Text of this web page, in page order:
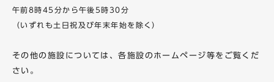
午前8時45分から午後5時30分
（いずれも土日祝及び年末年始を除く）
その他の施設については、各施設のホームページ等をご覧くだ
さい。